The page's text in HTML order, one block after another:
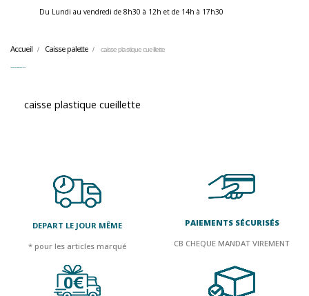
Du Lundi au vendredi de 8h30 à 12h et de 14h à 17h30 ​
Accueil Caisse palette caisse plastique cueillette
caisse plastique cueillette
DEPART LE JOUR MÊME
* pour les articles marqué
PAIEMENTS SÉCURISÉS
CB CHEQUE MANDAT VIREMENT